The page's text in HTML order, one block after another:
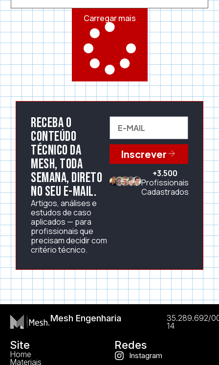
Carregar mais
Receba o
conteúdo
técnico da
Mesh, toda
semana, direto
no seu e-mail.
Artigos, análises e
estudos de caso
aplicados — para
profissionais que
precisam decidir com
critério técnico.
Inscrever
+3.500
Profissionais
Cadastrados
Mesh Engenharia
35.289.692/
14
Site
Home
Materiais
Redes
Instagram